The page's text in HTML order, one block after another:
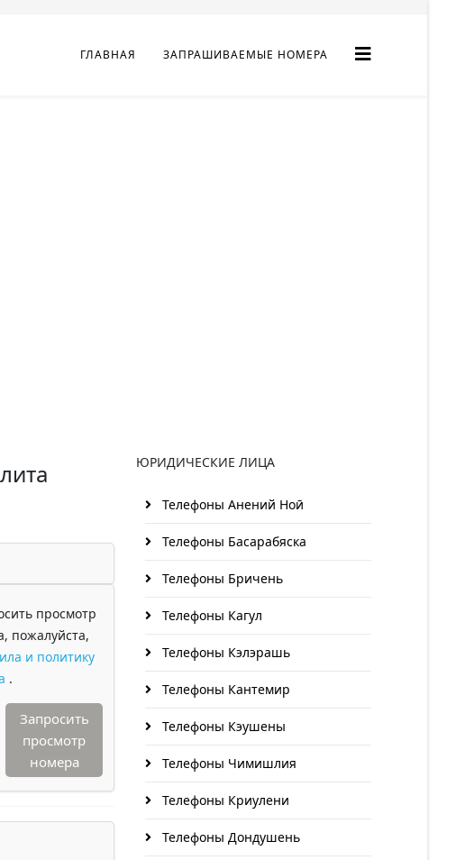
ГЛАВНАЯ ЗАПРАШИВАЕМЫЕ НОМЕРА
просмотр
пожалуйста,
и политику
.
Запросить
просмотр
номера
ЮРИДИЧЕСКИЕ ЛИЦА
Телефоны Анений Ноӣ
Телефоны Басарабяска
Телефоны Бричень
Телефоны Кагул
Телефоны Кэлэрашь
Телефоны Кантемир
Телефоны Кэушены
Телефоны Чимишлия
Телефоны Криулени
Телефоны Дондушень